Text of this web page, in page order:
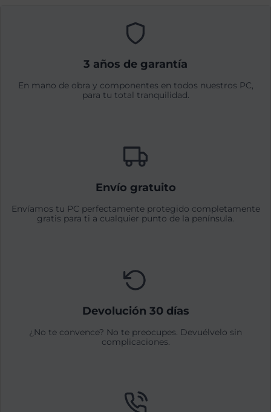
3 años de garantía
En mano de obra y componentes en todos nuestros PC,
para tu total tranquilidad.
Envío gratuito
Envíamos tu PC perfectamente protegido completamente
gratis para ti a cualquier punto de la península.
Devolución 30 días
¿No te convence? No te preocupes. Devuélvelo sin
complicaciones.